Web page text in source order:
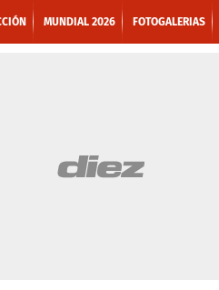
MUNDIAL 2026 FOTOGALERIAS